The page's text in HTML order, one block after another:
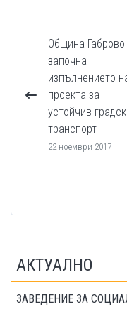
Община Габрово
започна
изпълнението
проекта за
устойчив
транспорт
22 ноември 2017
АКТУАЛНО
ЗАВЕДЕНИЕ ЗА